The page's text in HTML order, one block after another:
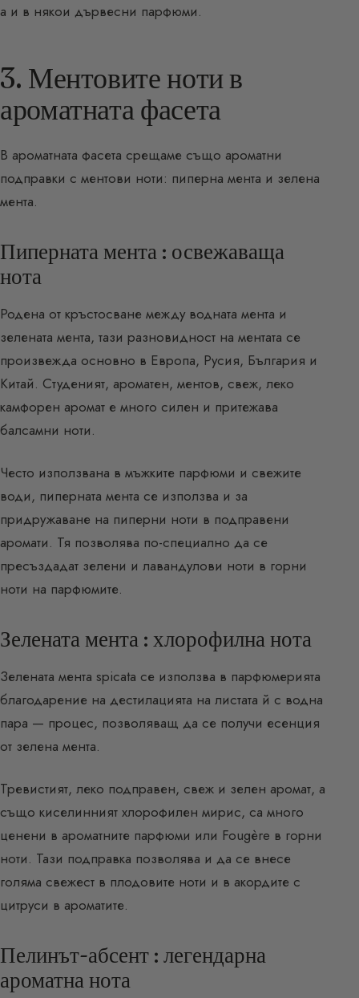
а и в някои дървесни парфюми.
3. Ментовите ноти в
ароматната фасета
В ароматната фасета срещаме също ароматни
подправки с ментови ноти: пиперна мента и зелена
мента.
Пиперната мента : освежаваща
нота
Родена от кръстосване между водната мента и
зелената мента, тази разновидност на ментата се
произвежда основно в Европа, Русия, България и
Китай. Студеният, ароматен, ментов, свеж, леко
камфорен аромат е много силен и притежава
балсамни ноти.
Често използвана в мъжките парфюми и свежите
води, пиперната мента се използва и за
придружаване на пиперни ноти в подправени
аромати. Тя позволява по-специално да се
пресъздадат зелени и лавандулови ноти в горни
ноти на парфюмите.
Зелената мента : хлорофилна нота
Зелената мента spicata се използва в парфюмерията
благодарение на дестилацията на листата й с водна
пара — процес, позволяващ да се получи есенция
от зелена мента.
Тревистият, леко подправен, свеж и зелен аромат, а
също киселинният хлорофилен мирис, са много
ценени в ароматните парфюми или Fougère в горни
ноти. Тази подправка позволява и да се внесе
голяма свежест в плодовите ноти и в акордите с
цитруси в ароматите.
Пелинът-абсент : легендарна
ароматна нота